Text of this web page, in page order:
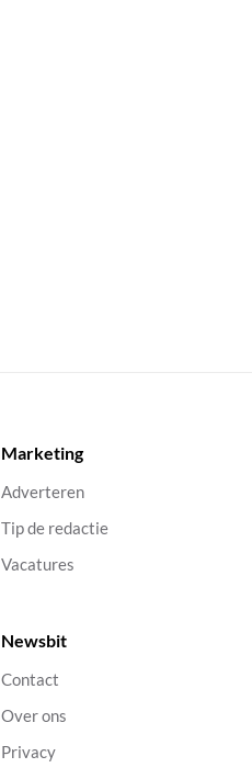
Marketing
Adverteren
Tip de redactie
Vacatures
Newsbit
Contact
Over ons
Privacy